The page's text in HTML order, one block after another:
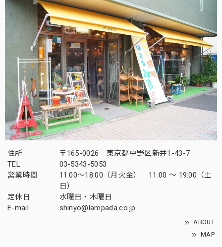
住所
〒165-0026 東京都中野区新井1-43-7
TEL
03-5343-5053
営業時間
11:00～18:00（月火金） 11:00 ～ 19:00（土
日）
定休日
水曜日・木曜日
E-mail
shinyo@lampada.co.jp
ABOUT
MAP